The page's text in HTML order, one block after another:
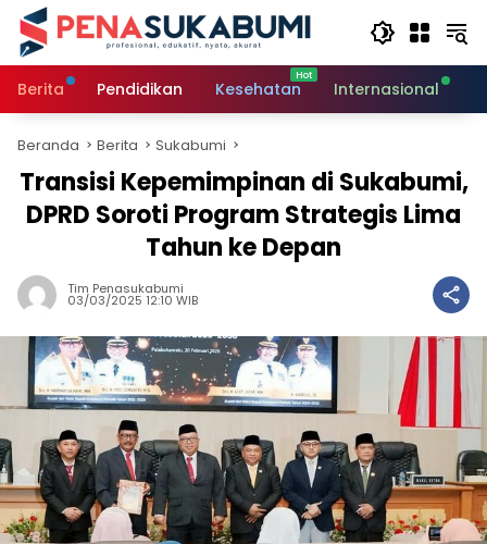
Langsung
konten
Berita
Pendidikan Kesehatan Internasional
Beranda Berita Sukabumi
Transisi Kepemimpinan di Sukabumi,
DPRD Soroti Program Strategis Lima
Tahun ke Depan
Tim Penasukabumi
03/03/2025 12:10 WIB